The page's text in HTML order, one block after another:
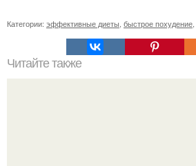
Категории: эффективные диеты, быстрое похудение,
Читайте также